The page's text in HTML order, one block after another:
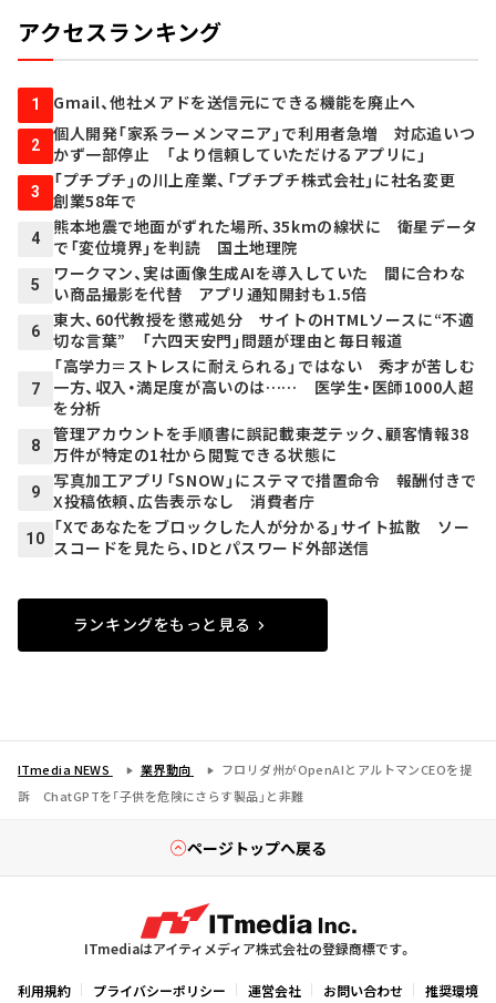
アクセスランキング
1 Gmail、他社メアドを送信元にできる機能を廃止へ
2
個人開発「家系ラーメンマニア」で利用者急増 対応追いつ
かず一部停止 「より信頼していただけるアプリに」
3
「プチプチ」の川上産業、「プチプチ株式会社」に社名変更
創業58年で
4
熊本地震で地面がずれた場所、35kmの線状に 衛星データ
で「変位境界」を判読 国土地理院
5
ワークマン、実は画像生成AIを導入していた 間に合わな
い商品撮影を代替 アプリ通知開封も1.5倍
6
東大、60代教授を懲戒処分 サイトのHTMLソースに“不適
切な言葉” 「六四天安門」問題が理由と毎日報道
7
「高学力＝ストレスに耐えられる」ではない 秀才が苦しむ
一方、収入・満足度が高いのは…… 医学生・医師1000人超
を分析
8
管理アカウントを手順書に誤記載――東芝テック、顧客情報38
万件が特定の1社から閲覧できる状態に
9
写真加工アプリ「SNOW」にステマで措置命令 報酬付きで
X投稿依頼、広告表示なし 消費者庁
10
「Xであなたをブロックした人が分かる」サイト拡散 ソー
スコードを見たら、IDとパスワード外部送信
ランキングをもっと見る
ITmedia NEWS 業界動向
フロリダ州がOpenAIとアルトマンCEOを提
訴 ChatGPTを「子供を危険にさらす製品」と非難
ページトップへ戻る
ITmediaはアイティメディア株式会社の登録商標です。
利用規約 プライバシーポリシー 運営会社 お問い合わせ 推奨環境